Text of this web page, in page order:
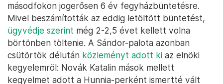
másodfokon jogerősen 6 év fegyházbüntetésre.
Mivel beszámították az eddig letöltött büntetést,
ügyvédje szerint még 2-2,5 évet kellett volna
börtönben töltenie. A Sándor-palota azonban
csütörtök délután közleményt adott ki az elnöki
kegyelemről: Novák Katalin mások mellett
kegyelmet adott a Hunnia-perként ismertté vált